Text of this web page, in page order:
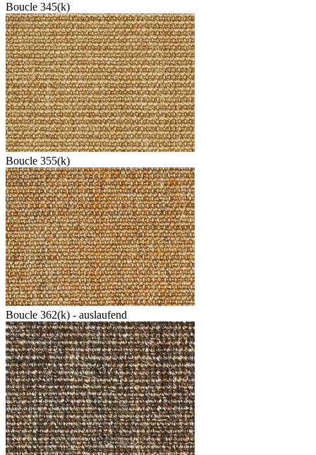
Boucle 345(k)
Boucle 355(k)
Boucle 362(k) - auslaufend